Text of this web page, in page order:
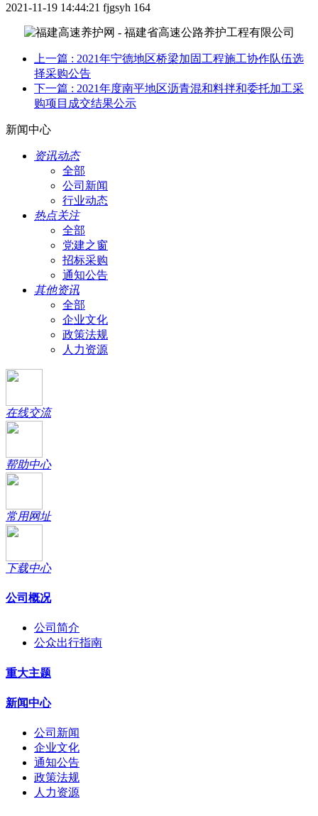
2021-11-19 14:44:21 fjgsyh 164
上一篇 : 2021年宁德地区桥梁加固工程施工协作队伍选
择采购公告
下一篇 : 2021年度南平地区沥青混和料拌和委托加工采
购项目成交结果公示
新闻中心
资讯动态
全部
公司新闻
行业动态
热点关注
全部
党建之窗
招标采购
通知公告
其他资讯
全部
企业文化
政策法规
人力资源
在线交流
帮助中心
常用网址
下载中心
公司概况
公司简介
公众出行指南
重大主题
新闻中心
公司新闻
企业文化
通知公告
政策法规
人力资源